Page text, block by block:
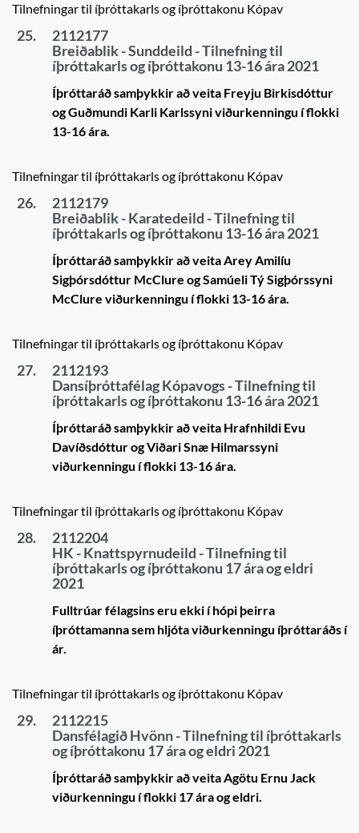
Tilnefningar til íþróttakarls og íþróttakonu Kópav
25.
2112177
Breiðablik - Sunddeild - Tilnefning til
íþróttakarls og íþróttakonu 13-16 ára 2021
Íþróttaráð samþykkir að veita Freyju Birkisdóttur
og Guðmundi Karli Karlssyni viðurkenningu í flokki
13-16 ára.
Tilnefningar til íþróttakarls og íþróttakonu Kópav
26.
2112179
Breiðablik - Karatedeild - Tilnefning til
íþróttakarls og íþróttakonu 13-16 ára 2021
Íþróttaráð samþykkir að veita Arey Amilíu
Sigþórsdóttur McClure og Samúeli Tý Sigþórssyni
McClure viðurkenningu í flokki 13-16 ára.
Tilnefningar til íþróttakarls og íþróttakonu Kópav
27.
2112193
Dansíþróttafélag Kópavogs - Tilnefning til
íþróttakarls og íþróttakonu 13-16 ára 2021
Íþróttaráð samþykkir að veita Hrafnhildi Evu
Davíðsdóttur og Viðari Snæ Hilmarssyni
viðurkenningu í flokki 13-16 ára.
Tilnefningar til íþróttakarls og íþróttakonu Kópav
28.
2112204
HK - Knattspyrnudeild - Tilnefning til
íþróttakarls og íþróttakonu 17 ára og eldri
2021
Fulltrúar félagsins eru ekki í hópi þeirra
íþróttamanna sem hljóta viðurkenningu íþróttaráðs í
ár.
Tilnefningar til íþróttakarls og íþróttakonu Kópav
29.
2112215
Dansfélagið Hvönn - Tilnefning til íþróttakarls
og íþróttakonu 17 ára og eldri 2021
Íþróttaráð samþykkir að veita Agötu Ernu Jack
viðurkenningu í flokki 17 ára og eldri.